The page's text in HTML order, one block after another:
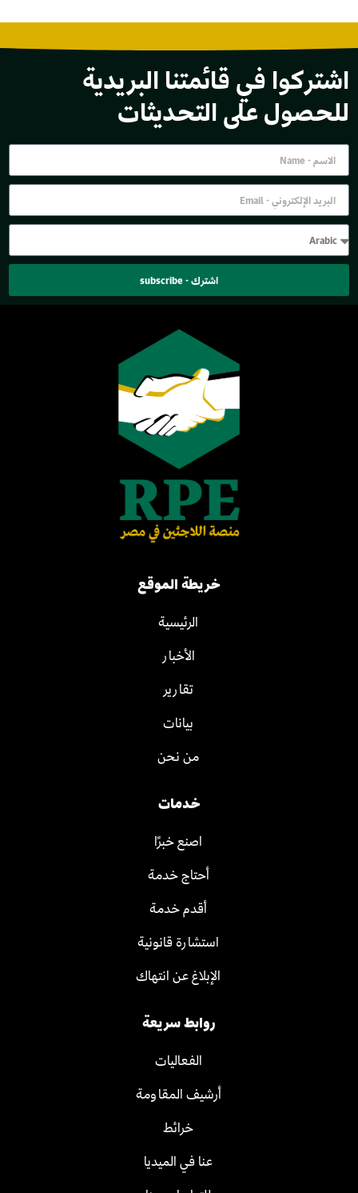
اشتركوا في قائمتنا البريدية
للحصول على التحديثات
اشترك - subscribe
خريطة الموقع
الرئيسية
الأخبار
تقارير
بيانات
من نحن
خدمات
اصنع خبرًا
أحتاج خدمة
أقدم خدمة
استشارة قانونية
الإبلاغ عن انتهاك
روابط سريعة
الفعاليات
أرشيف المقاومة
خرائط
عنا في الميديا